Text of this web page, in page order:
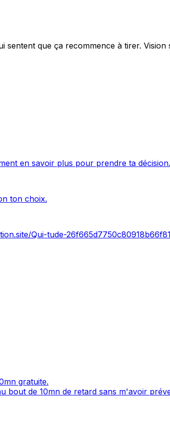
que ça recommence à tirer. Vision
en savoir plus pour prendre ta décision.
ton choix.
Qui-tude-
gratuite.
bout de 10mn de retard sans m'avoir